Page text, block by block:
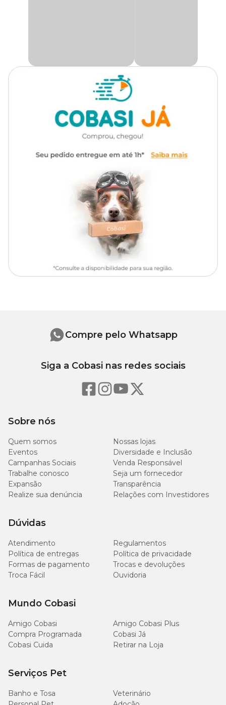
de embaraços.
preço da Rasqueadeira Aço Cabo de Plástico
é imbatível. Compre agora mesmo pelo site,
app ou em uma de nossas lojas.
Medidas aproximadas
Tamanho Altura Largura
17 cm
14,5 cm
23,7 cm
Sobre nós
Quem somos
Nossas lojas
Eventos
Diversidade e Inclusão
Campanhas Sociais
Venda Responsável
Trabalhe conosco
Seja um fornecedor
Expansão
Transparência
Realize sua denúncia
Relações com Investidores
Dúvidas
Atendimento
Regulamentos
Política de entregas
Política de privacidade
Formas de pagamento
Trocas e devoluções
Troca Fácil
Ouvidoria
Mundo Cobasi
Amigo Cobasi
Amigo Cobasi Plus
Compra Programada
Cobasi Já
Cobasi Cuida
Retirar na Loja
Serviços Pet
Banho e Tosa
Veterinário
Compre pelo Whatsapp
Siga a Cobasi nas redes sociais